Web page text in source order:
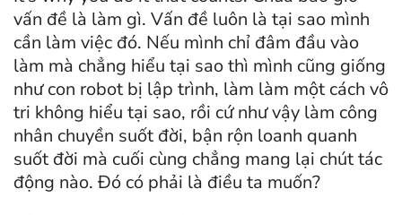
vấn đề là làm gì. Vấn đề luôn là tại sao mình
cần làm việc đó. Nếu mình chỉ đâm đầu vào
làm mà chẳng hiểu tại sao thì mình cũng giống
như con robot bị lập trình, làm làm một cách vô
tri không hiểu tại sao, rồi cứ như vậy làm công
nhân chuyền suốt đời, bận rộn loanh quanh
suốt đời mà cuối cùng chẳng mang lại chút tác
động nào. Đó có phải là điều ta muốn?